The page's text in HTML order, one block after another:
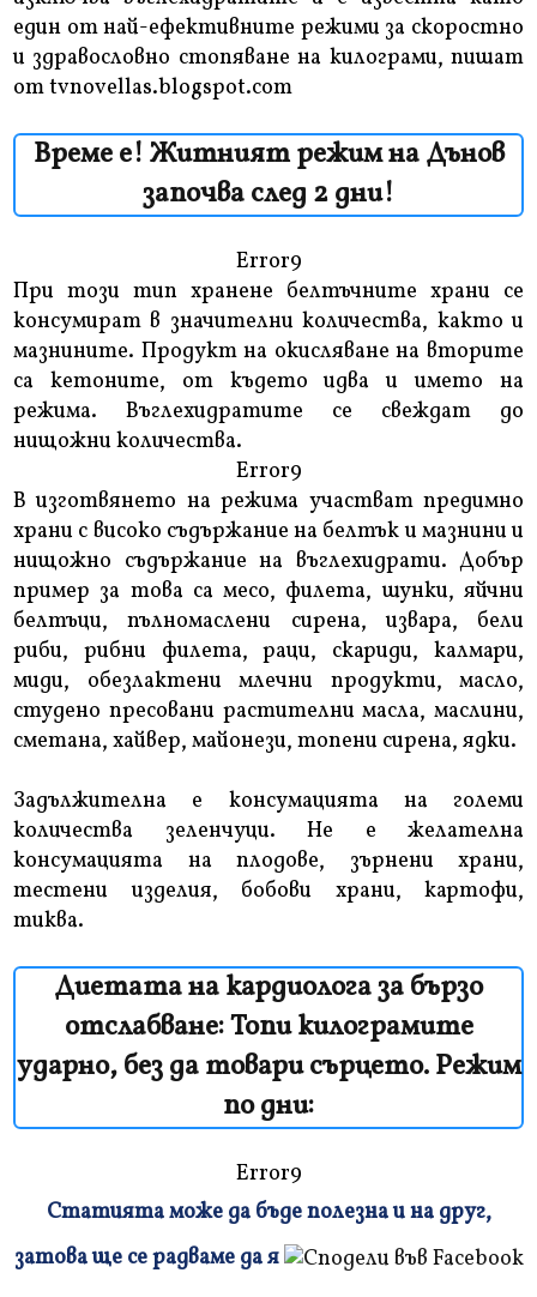
един от най-ефективните режими за скоростно
и здравословно стопяване на килограми, пишат
от tvnovellas.blogspot.com
Време е! Житният режим на Дънов
започва след 2 дни!
Error9
При този тип хранене белтъчните храни се
консумират в значителни количества, както и
мазнините. Продукт на окисляване на вторите
са кетоните, от където идва и името на
режима. Въглехидратите се свеждат до
нищожни количества.
Error9
В изготвянето на режима участват предимно
храни с високо съдържание на белтък и мазнини и
нищожно съдържание на въглехидрати. Добър
пример за това са месо, филета, шунки, яйчни
белтъци, пълномаслени сирена, извара, бели
риби, рибни филета, раци, скариди, калмари,
миди, обезлактени млечни продукти, масло,
студено пресовани растителни масла, маслини,
сметана, хайвер, майонези, топени сирена, ядки.
Задължителна е консумацията на големи
количества зеленчуци. Не е желателна
консумацията на плодове, зърнени храни,
тестени изделия, бобови храни, картофи,
тиква.
Диетата на кардиолога за бързо
отслабване: Топи килограмите
ударно, без да товари сърцето. Режим
по дни:
Error9
и
Статията може да бъде полезна и на друг,
затова ще се радваме да я